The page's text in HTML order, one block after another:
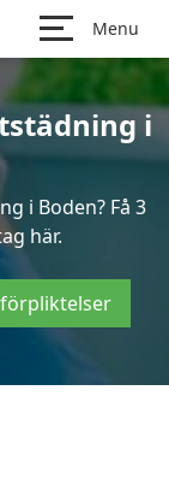
Menu
i
i Boden? Få 3
här.